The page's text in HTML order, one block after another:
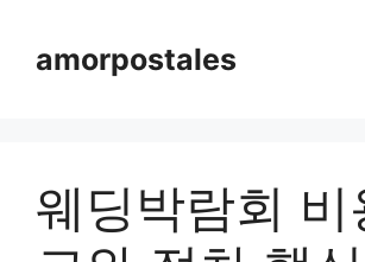
amorpostales
웨딩박람회 비